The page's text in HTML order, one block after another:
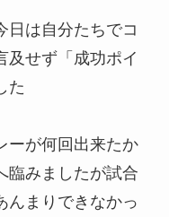
日は自分たちでコ
及せず「成功ポイ
た
ーが何回出来たか
臨みましたが試合
んまりできなかっ